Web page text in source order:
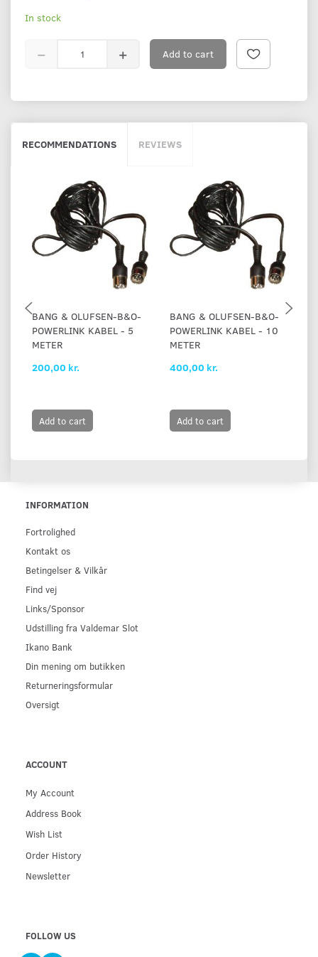
In stock
Add to cart
RECOMMENDATIONS REVIEWS
BANG & OLUFSEN-B&O-
POWERLINK KABEL - 5
METER
200,00 kr.
Add to cart
BANG & OLUFSEN-B&O-
POWERLINK KABEL - 10
METER
400,00 kr.
Add to cart
INFORMATION
Fortrolighed
Kontakt os
Betingelser & Vilkår
Find vej
Links/Sponsor
Udstilling fra Valdemar Slot
Ikano Bank
Din mening om butikken
Returneringsformular
Oversigt
ACCOUNT
My Account
Address Book
Wish List
Order History
Newsletter
FOLLOW US